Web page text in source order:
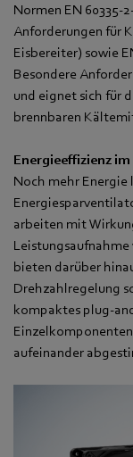
Normen EN 60335-
Anforderungen für
Eisbereiter) sowie
Besondere
und eignet sich für
brennbaren
Energieeffizienz
Noch mehr Energie
arbeiten mit
bieten darüber
Drehzahlregelung
kompaktes plug-
aufeinander